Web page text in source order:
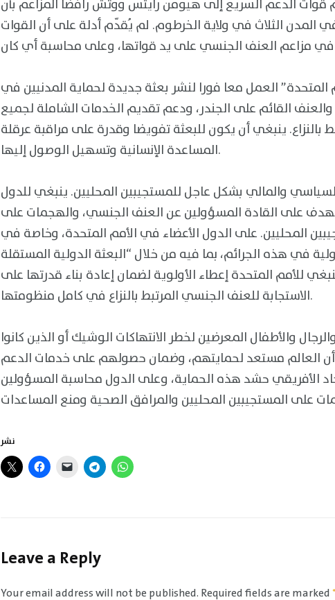
باسم قوات الدعم السريع إلى هيومن رايتس ووتش رافضا المزاعم بأن
المدن الثلاث في ولاية الخرطوم. لم يُقدّم أدلة على أن القوات
المتحدة” العمل معا فورا لنشر بعثة جديدة لحماية المدنيين في
القائم على الجندر، ودعم تقديم الخدمات الشاملة لجميع
بالنزاع. ينبغي أن يكون للبعثة تفويضا وقدرة على مراقبة عرقلة
المساعدة الإنسانية وتسهيل الوصول إليها.
والمالي بشكل عاجل للمستجيبين المحليين. ينبغي للدول
على القادة المسؤولين عن العنف الجنسي، والهجمات على
المحليين. على الدول الأعضاء في الأمم المتحدة، وخاصة في
في هذه الجرائم، بما فيه من خلال “البعثة الدولية المستقلة
للأمم المتحدة إعطاء الأولوية لضمان إعادة بناء قدرتها على
الاستجابة للعنف الجنسي المرتبط بالنزاع في كامل منظومتها.
والأطفال المعرضين لخطر الانتهاكات الوشيك أو الذين كانوا
أن العالم مستعد لحمايتهم، وضمان حصولهم على خدمات الدعم
الأفريقي حشد هذه الحماية، وعلى الدول محاسبة المسؤولين
نشر
Leave a Reply
Your email address will not be published. Required fields are marked*